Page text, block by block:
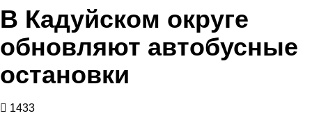
В Кадуйском округе
обновляют автобусные
остановки
1433